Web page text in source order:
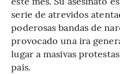
serie de atrevidos
poderosas bandas de
provocado una ira
lugar a masivas
país.